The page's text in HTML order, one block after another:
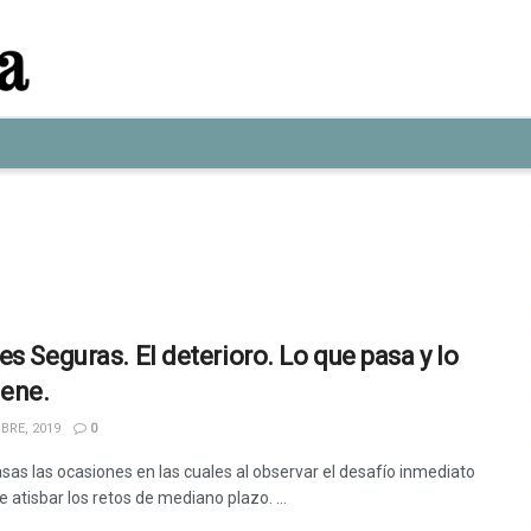
Seguras. El deterioro. Lo que pasa y lo
2019 0
las ocasiones en las cuales al observar el desafío inmediato
atisbar los retos de mediano plazo. ...